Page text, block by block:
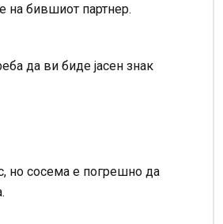
на бившиот партнер.
да ви биде јасен знак
но сосема е погрешно да